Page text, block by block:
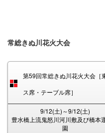
常総きぬ川花火大会
第59回常総きぬ川花火大会［
ス席・テーブル席］
9/12(土)～9/12(土)
豊水橋上流鬼怒川河川敷及び橋本
園